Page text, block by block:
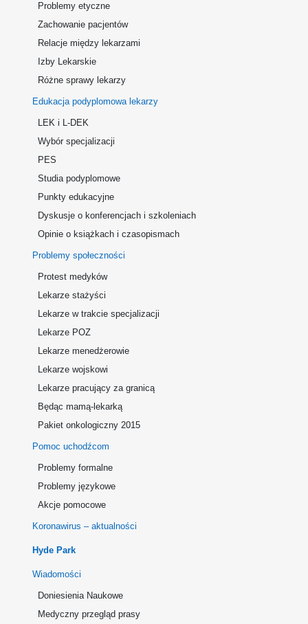
Problemy etyczne
Zachowanie pacjentów
Relacje między lekarzami
Izby Lekarskie
Różne sprawy lekarzy
Edukacja podyplomowa lekarzy
LEK i L-DEK
Wybór specjalizacji
PES
Studia podyplomowe
Punkty edukacyjne
Dyskusje o konferencjach i szkoleniach
Opinie o książkach i czasopismach
Problemy społeczności
Protest medyków
Lekarze stażyści
Lekarze w trakcie specjalizacji
Lekarze POZ
Lekarze menedżerowie
Lekarze wojskowi
Lekarze pracujący za granicą
Będąc mamą-lekarką
Pakiet onkologiczny 2015
Pomoc uchodźcom
Problemy formalne
Problemy językowe
Akcje pomocowe
Koronawirus – aktualności
Hyde Park
Wiadomości
Doniesienia Naukowe
Medyczny przegląd prasy